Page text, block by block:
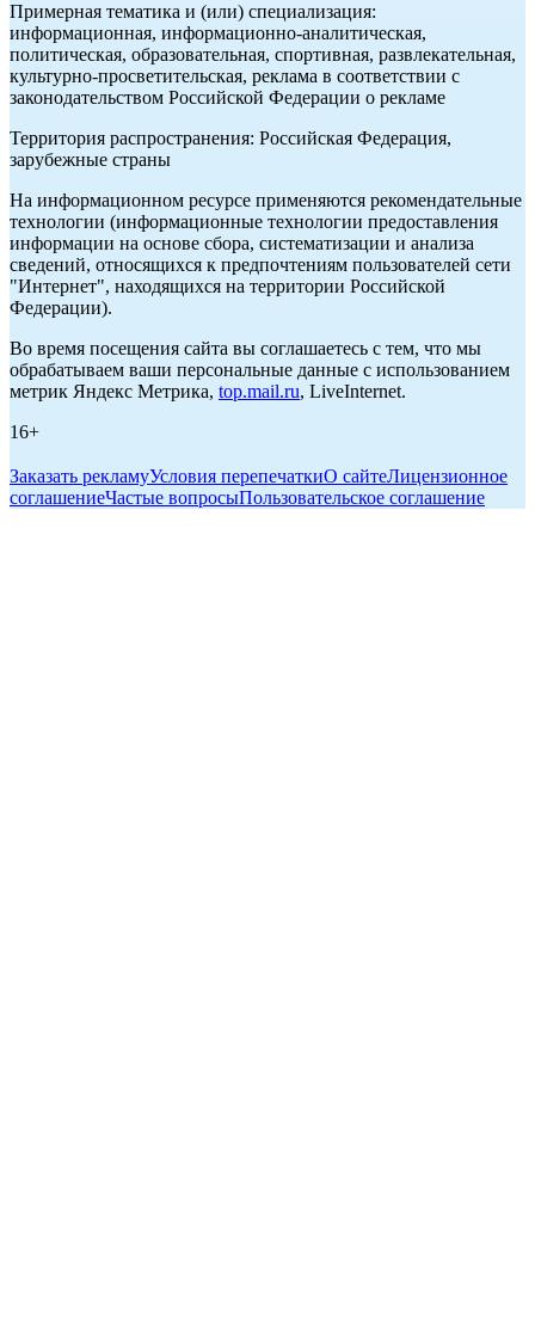
Примерная тематика и (или) специализация:
информационная, информационно-аналитическая,
политическая, образовательная, спортивная, развлекательная,
культурно-просветительская, реклама в соответствии с
законодательством Российской Федерации о рекламе
Территория распространения: Российская Федерация,
зарубежные страны
На информационном ресурсе применяются рекомендательные
технологии (информационные технологии предоставления
информации на основе сбора, систематизации и анализа
сведений, относящихся к предпочтениям пользователей сети
"Интернет", находящихся на территории Российской
Федерации).
Во время посещения сайта вы соглашаетесь с тем, что мы
обрабатываем ваши персональные данные с использованием
метрик Яндекс Метрика, top.mail.ru, LiveInternet.
16+
Заказать рекламуУсловия перепечаткиО сайтеЛицензионное
соглашениеЧастые вопросыПользовательское соглашение